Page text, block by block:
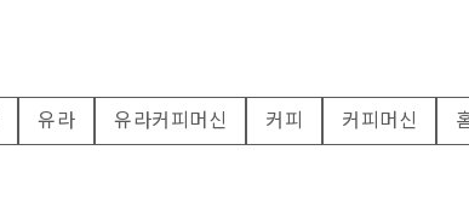
유라 유라커피머신 커피 커피머신